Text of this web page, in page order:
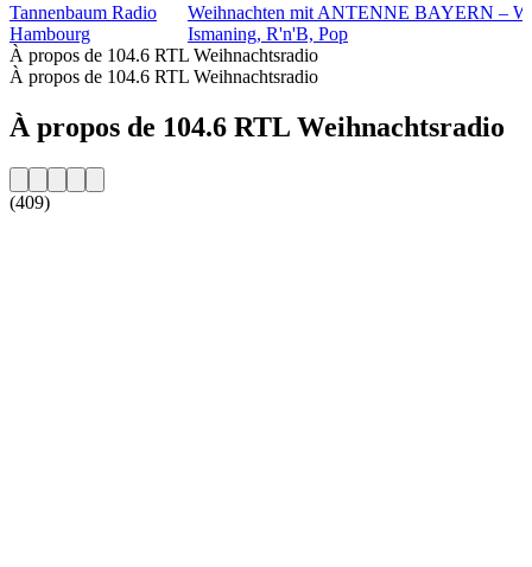
Tannenbaum Radio
Hambourg
Weihnachten mit ANTENNE BAYERN –
Ismaning, R'n'B, Pop
À propos de 104.6 RTL Weihnachtsradio
À propos de 104.6 RTL Weihnachtsradio
À propos de 104.6 RTL Weihnachtsradio
(409)